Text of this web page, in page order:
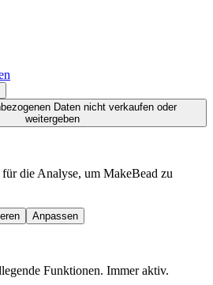
Daten nicht verkaufen oder
weitergeben
die Analyse, um MakeBead zu
Anpassen
Funktionen. Immer aktiv.